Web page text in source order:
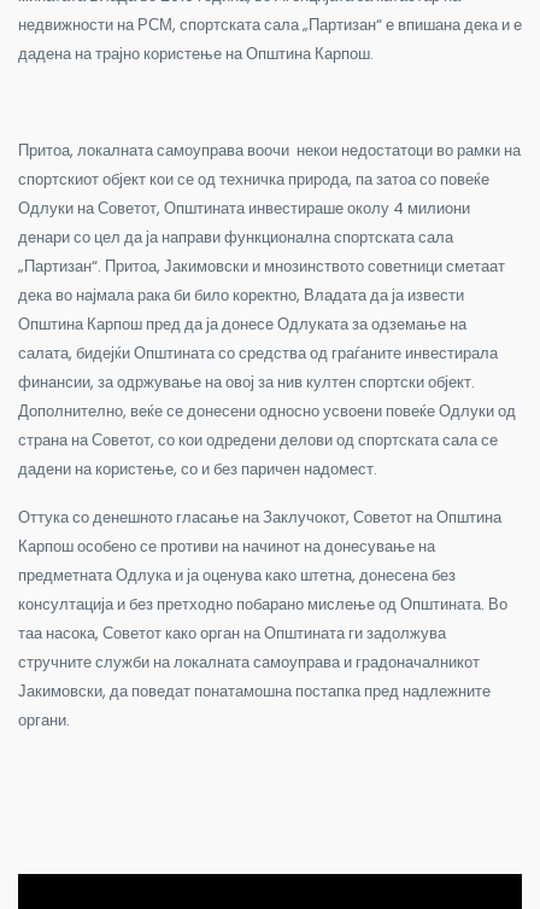
недвижности на РСМ, спортската сала „Партизан“ е впишана дека и е
дадена на трајно користење на Општина Карпош.
Притоа, локалната самоуправа воочи некои недостатоци во рамки на
спортскиот објект кои се од техничка природа, па затоа со повеќе
Одлуки на Советот, Општината инвестираше околу 4 милиони
денари со цел да ја направи функционална спортската сала
„Партизан“. Притоа, Јакимовски и мнозинството советници сметаат
дека во најмала рака би било коректно, Владата да ја извести
Општина Карпош пред да ја донесе Одлуката за одземање на
салата, бидејќи Општината со средства од граѓаните инвестирала
финансии, за одржување на овој за нив култен спортски објект.
Дополнително, веќе се донесени односно усвоени повеќе Одлуки од
страна на Советот, со кои одредени делови од спортската сала се
дадени на користење, со и без паричен надомест.
Оттука со денешното гласање на Заклучокот, Советот на Општина
Карпош особено се противи на начинот на донесување на
предметната Одлука и ја оценува како штетна, донесена без
консултација и без претходно побарано мислење од Општината. Во
таа насока, Советот како орган на Општината ги задолжува
стручните служби на локалната самоуправа и градоначалникот
Јакимовски, да поведат понатамошна постапка пред надлежните
органи.